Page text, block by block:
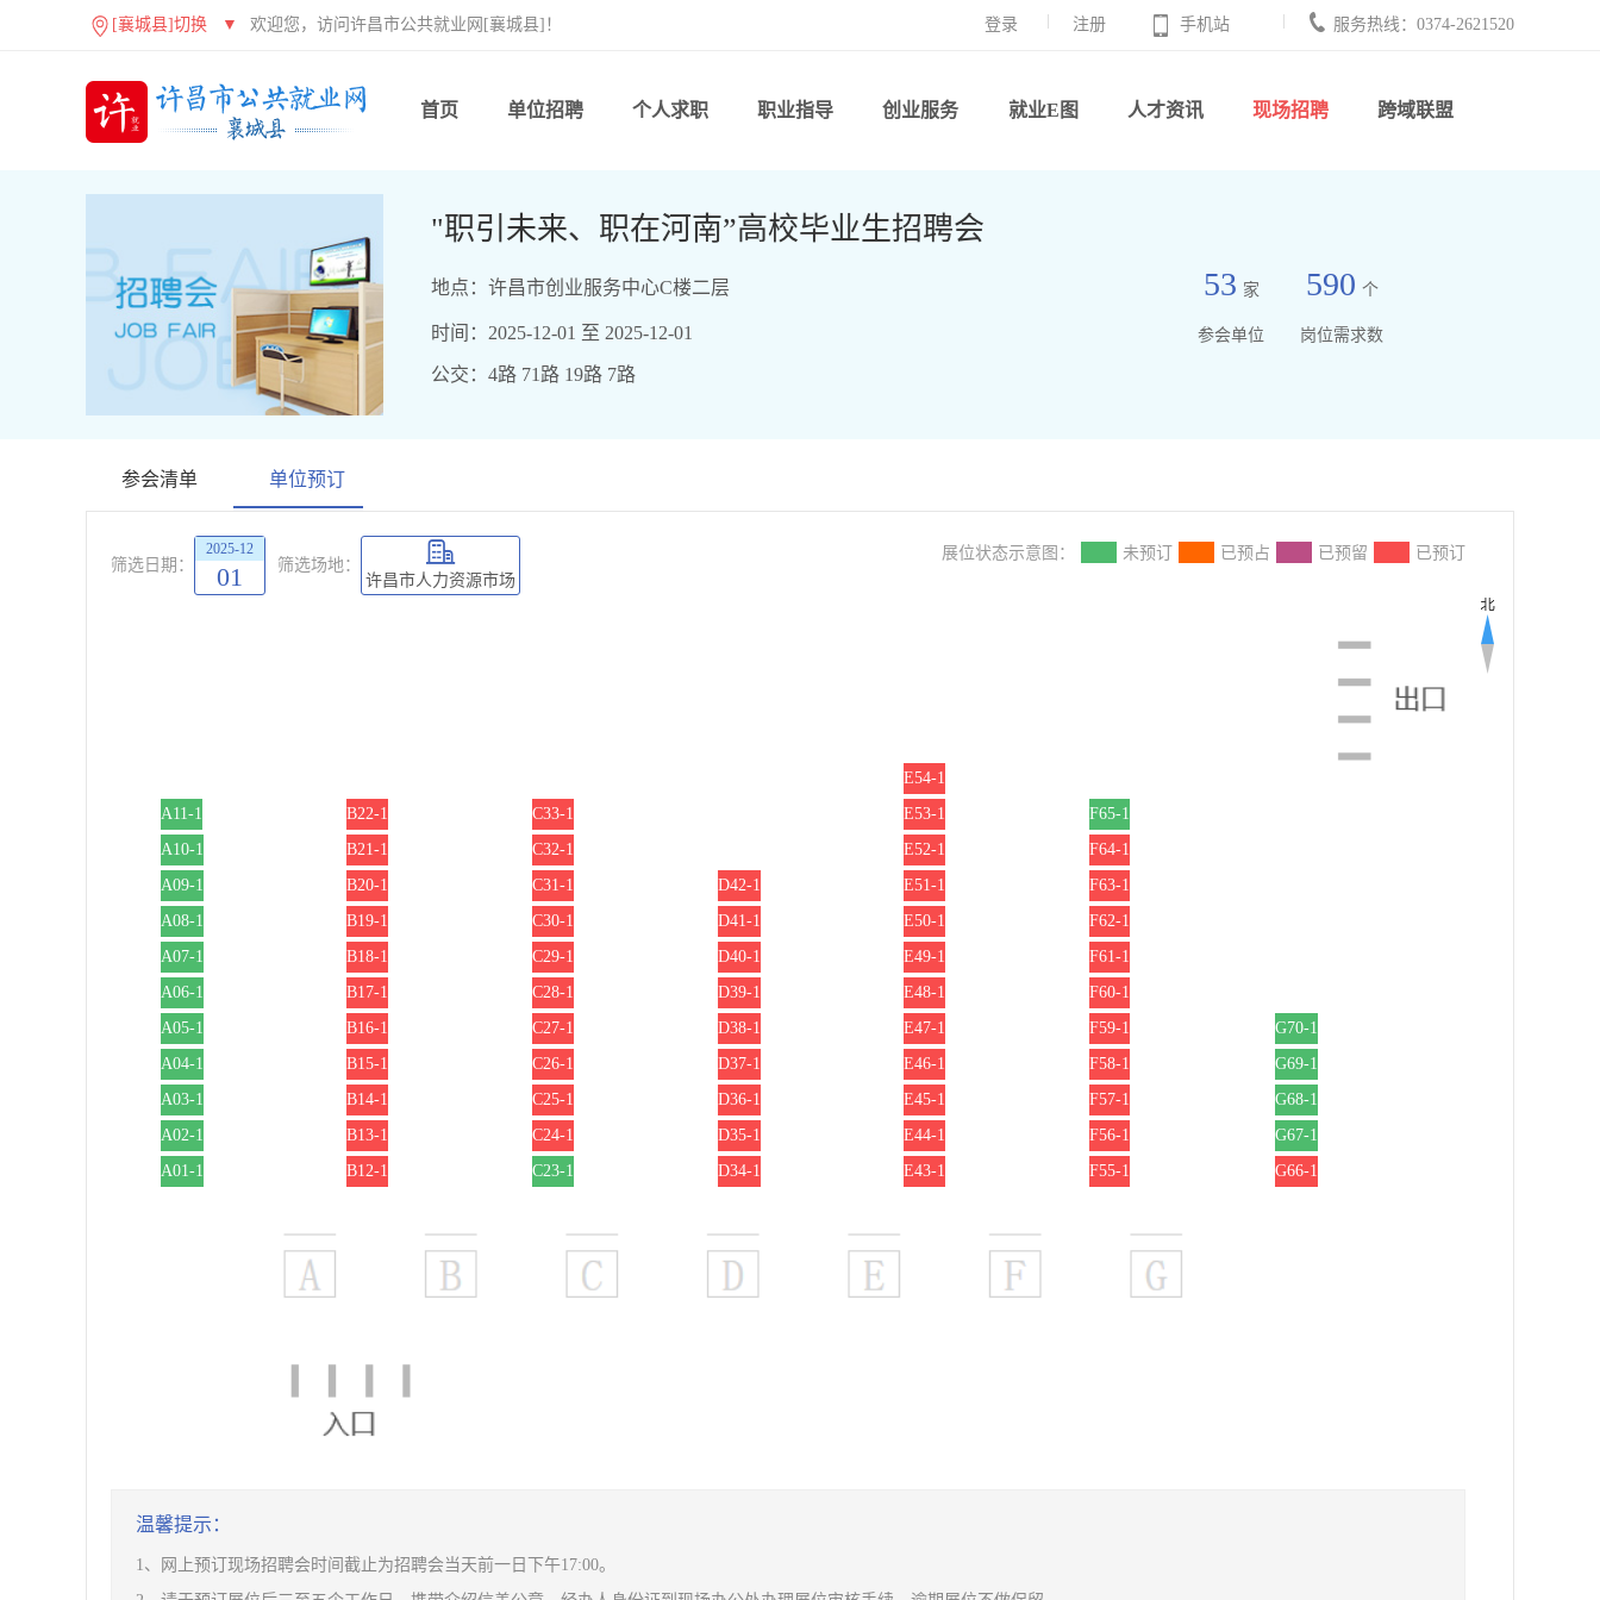
[襄城县]切换 ▼ 欢迎您，访问许昌市公共就业网[襄城县]！ 登录 注册 手机站 服务热线：0374-2621520
首页 单位招聘 个人求职 职业指导 创业服务 就业E图 人才资讯 现场招聘 跨域联盟
"职引未来、职在河南”高校毕业生招聘会
地点：许昌市创业服务中心C楼二层
时间：2025-12-01 至 2025-12-01
53 家
参会单位
590 个
岗位需求数
公交：4路 71路 19路 7路
参会清单 单位预订
筛选日期：
2025-12
01
筛选场地：
许昌市人力资源市场
展位状态示意图： 未预订 已预占 已预留 已预订
E54-1
A11-1
B22-1 C33-1 E53-1
F65-1
A10-1
B21-1 C32-1 E52-1
F64-1
A09-1
B20-1 C31-1 D42-1 E51-1
F63-1
A08-1
B19-1 C30-1 D41-1 E50-1
F62-1
A07-1
B18-1 C29-1 D40-1 E49-1
F61-1
A06-1
B17-1 C28-1 D39-1 E48-1
F60-1
A05-1
B16-1 C27-1 D38-1 E47-1 F59-1
G70-1
A04-1
B15-1 C26-1 D37-1 E46-1 F58-1
G69-1
A03-1
B14-1 C25-1 D36-1 E45-1 F57-1
G68-1
A02-1
B13-1 C24-1 D35-1 E44-1 F56-1
G67-1
A01-1
B12-1 C23-1 D34-1 E43-1 F55-1 G66-1
温馨提示：
1、网上预订现场招聘会时间截止为招聘会当天前一日下午17:00。